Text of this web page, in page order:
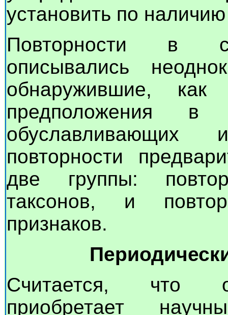
установить по
Повторности в
описывались
обнаружившие, как
предположения в
обуславливающих
повторности
две группы:
таксонов, и
признаков.
Считается, что
приобретает